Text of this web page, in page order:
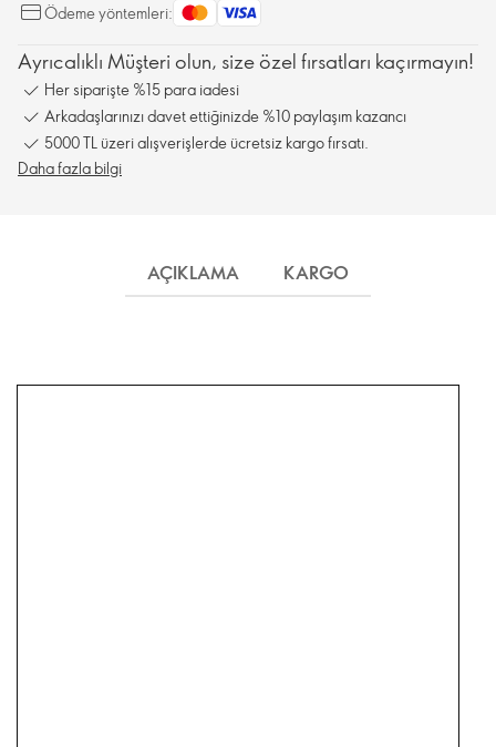
Ödeme yöntemleri:
Ayrıcalıklı Müşteri olun, size özel fırsatları kaçırmayın!
Her siparişte %15 para iadesi
Arkadaşlarınızı davet ettiğinizde %10 paylaşım kazancı
5000 TL üzeri alışverişlerde ücretsiz kargo fırsatı.
Daha fazla bilgi
AÇIKLAMA KARGO